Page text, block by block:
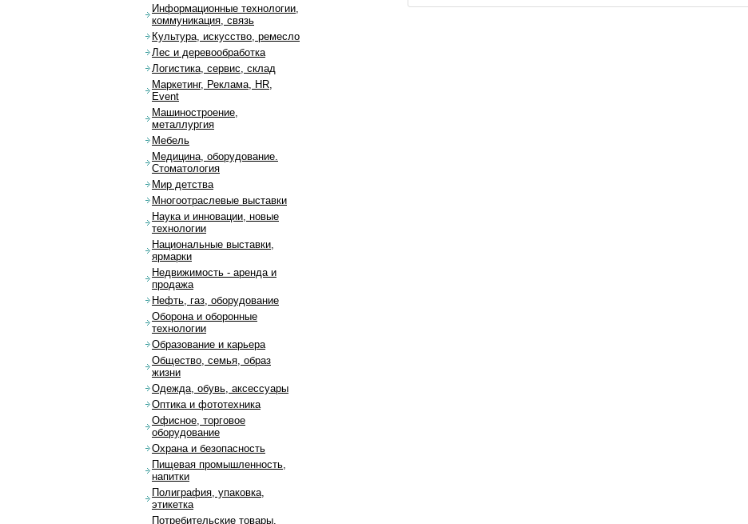
Информационные технологии,
коммуникация, связь
Культура, искусство, ремесло
Лес и деревообработка
Логистика, сервис, склад
Маркетинг, Реклама, HR,
Event
Машиностроение,
металлургия
Мебель
Медицина, оборудование.
Стоматология
Мир детства
Многоотраслевые выставки
Наука и инновации, новые
технологии
Национальные выставки,
ярмарки
Недвижимость - аренда и
продажа
Нефть, газ, оборудование
Оборона и оборонные
технологии
Образование и карьера
Общество, семья, образ
жизни
Одежда, обувь, аксессуары
Оптика и фототехника
Офисное, торговое
оборудование
Охрана и безопасность
Пищевая промышленность,
напитки
Полиграфия, упаковка,
этикетка
Потребительские товары,